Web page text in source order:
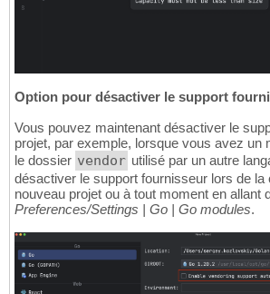
Option pour désactiver le support
Vous pouvez maintenant désactiver le
projet, par exemple, lorsque vous avez un
le dossier vendor utilisé par un autre
désactiver le support fournisseur lors de la
nouveau projet ou à tout moment en allant
Preferences/Settings | Go | Go modules.